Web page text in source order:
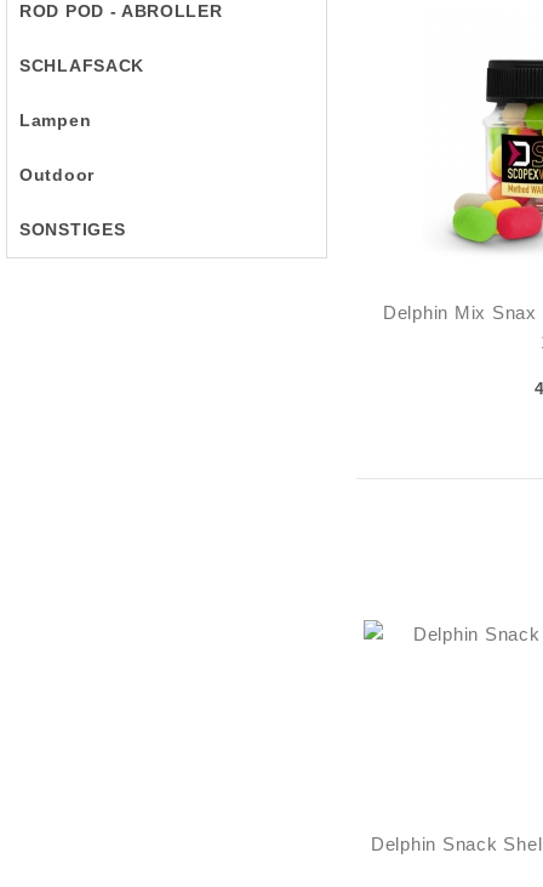
ROD POD - ABROLLER
SCHLAFSACK
Lampen
Outdoor
SONSTIGES
Delphin Mix Snax
Delphin Snack